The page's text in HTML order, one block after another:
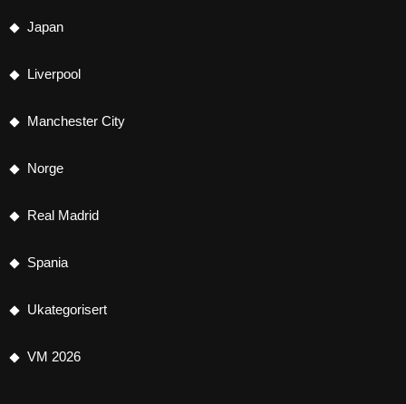
Japan
Liverpool
Manchester City
Norge
Real Madrid
Spania
Ukategorisert
VM 2026